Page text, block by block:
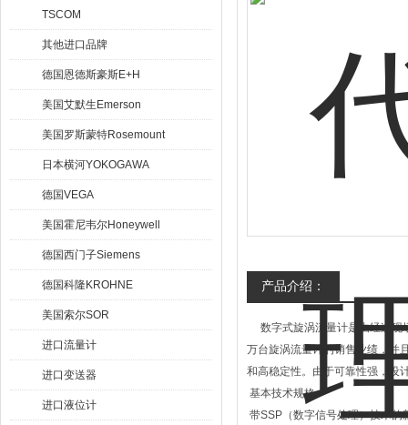
TSCOM
其他进口品牌
德国恩德斯豪斯E+H
美国艾默生Emerson
美国罗斯蒙特Rosemount
日本横河YOKOGAWA
德国VEGA
美国霍尼韦尔Honeywell
德国西门子Siemens
德国科隆KROHNE
美国索尔SOR
进口流量计
进口变送器
进口液位计
产品介绍：
数字式旋涡流量计是由经过现
万台旋涡流量计的销售业绩，并
和高稳定性。由于可靠性强，设
基本技术规格
带SSP（数字信号处理）技术的